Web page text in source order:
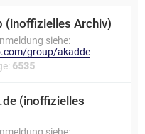
(inoffizielles Archiv)
siehe:
group/akadde
6535
(inoffizielles